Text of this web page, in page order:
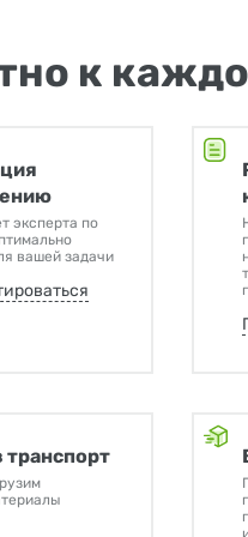
к
эксперта по
вашей задачи
транспорт